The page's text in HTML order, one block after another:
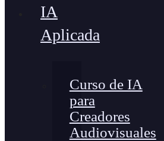
IA
Aplicada
Curso de IA
para
Creadores
Audiovisuales